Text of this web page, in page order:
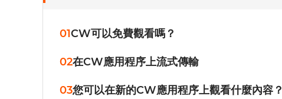
01 CW可以免費觀看嗎？
02在CW應用程序上流式傳輸
03您可以在新的CW應用程序上觀看什麼內容？